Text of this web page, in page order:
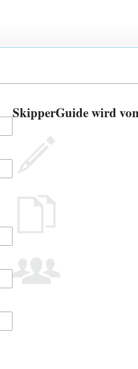
SkipperGuide wird